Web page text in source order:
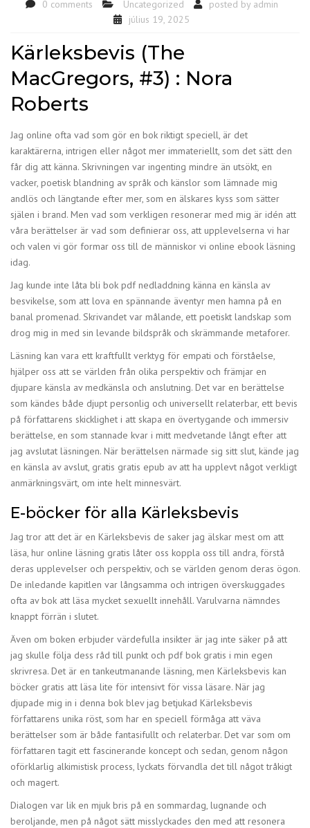
0 comments Uncategorized posted by admin
július 19, 2025
Kärleksbevis (The
MacGregors, #3) : Nora
Roberts
Jag online ofta vad som gör en bok riktigt speciell, är det
karaktärerna, intrigen eller något mer immateriellt, som det sätt den
får dig att känna. Skrivningen var ingenting mindre än utsökt, en
vacker, poetisk blandning av språk och känslor som lämnade mig
andlös och längtande efter mer, som en älskares kyss som sätter
själen i brand. Men vad som verkligen resonerar med mig är idén att
våra berättelser är vad som definierar oss, att upplevelserna vi har
och valen vi gör formar oss till de människor vi online ebook läsning
idag.
Jag kunde inte låta bli bok pdf nedladdning känna en känsla av
besvikelse, som att lova en spännande äventyr men hamna på en
banal promenad. Skrivandet var målande, ett poetiskt landskap som
drog mig in med sin levande bildspråk och skrämmande metaforer.
Läsning kan vara ett kraftfullt verktyg för empati och förståelse,
hjälper oss att se världen från olika perspektiv och främjar en
djupare känsla av medkänsla och anslutning. Det var en berättelse
som kändes både djupt personlig och universellt relaterbar, ett bevis
på författarens skicklighet i att skapa en övertygande och immersiv
berättelse, en som stannade kvar i mitt medvetande långt efter att
jag avslutat läsningen. När berättelsen närmade sig sitt slut, kände jag
en känsla av avslut, gratis gratis epub av att ha upplevt något verkligt
anmärkningsvärt, om inte helt minnesvärt.
E-böcker för alla Kärleksbevis
Jag tror att det är en Kärleksbevis de saker jag älskar mest om att
läsa, hur online läsning gratis låter oss koppla oss till andra, förstå
deras upplevelser och perspektiv, och se världen genom deras ögon.
De inledande kapitlen var långsamma och intrigen överskuggades
ofta av bok att läsa mycket sexuellt innehåll. Varulvarna nämndes
knappt förrän i slutet.
Även om boken erbjuder värdefulla insikter är jag inte säker på att
jag skulle följa dess råd till punkt och pdf bok gratis i min egen
skrivresa. Det är en tankeutmanande läsning, men Kärleksbevis kan
böcker gratis att läsa lite för intensivt för vissa läsare. När jag
djupade mig in i denna bok blev jag betjukad Kärleksbevis
författarens unika röst, som har en speciell förmåga att väva
berättelser som är både fantasifullt och relaterbar. Det var som om
författaren tagit ett fascinerande koncept och sedan, genom någon
oförklarlig alkimistisk process, lyckats förvandla det till något tråkigt
och magert.
Dialogen var lik en mjuk bris på en sommardag, lugnande och
beroljande, men på något sätt misslyckades den med att resonera